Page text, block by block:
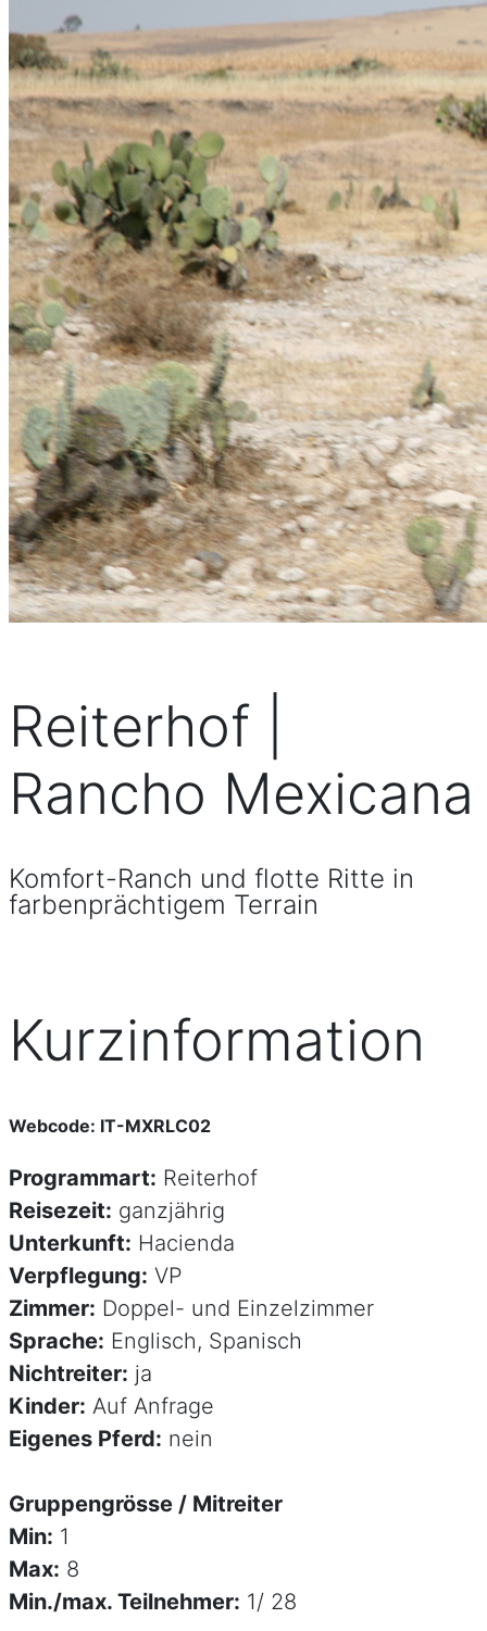
Reiterhof |
Rancho Mexicana
Komfort-Ranch und flotte Ritte in
farbenprächtigem Terrain
Kurzinformation
Webcode: IT-MXRLC02
Programmart: Reiterhof
Reisezeit: ganzjährig
Unterkunft: Hacienda
Verpflegung: VP
Zimmer: Doppel- und Einzelzimmer
Sprache: Englisch, Spanisch
Nichtreiter: ja
Kinder: Auf Anfrage
Eigenes Pferd: nein
Gruppengrösse / Mitreiter
Min: 1
Max: 8
Min./max. Teilnehmer: 1/ 28